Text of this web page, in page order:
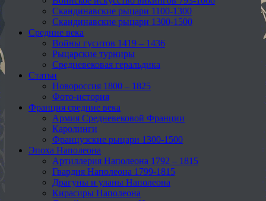
Скандинавские рыцари 1100-1300
Скандинавские рыцари 1300-1500
Средние века
Войны гуситов 1419 – 1436
Рыцарские турниры
Средневековая геральдика
Статьи
Новороссия 1800 – 1825
Фото-история
Франция средние века
Армия Средневековой Франции
Каролинги
Французские рыцари 1300-1500
Эпоха Наполеона
Артиллерия Наполеона 1792 – 1815
Гвардия Наполеона 1799-1815
Драгуны и уланы Наполеона
Кирасиры Наполеона